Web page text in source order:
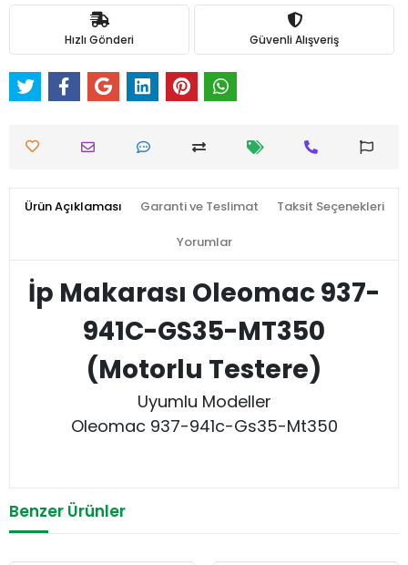
Hızlı Gönderi Güvenli Alışveriş
Ürün Açıklaması Garanti ve Teslimat Taksit Seçenekleri
Yorumlar
İp Makarası Oleomac 937-
941C-GS35-MT350
(Motorlu Testere)
Uyumlu Modeller
Oleomac 937-941c-Gs35-Mt350
Benzer Ürünler